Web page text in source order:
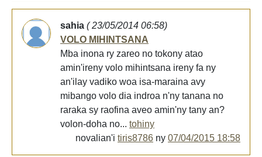
sahia ( 23/05/2014 06:58)
VOLO MIHINTSANA
Mba inona ry zareo no tokony atao
amin'ireny volo mihintsana ireny fa ny
an'ilay vadiko woa isa-maraina avy
mibango volo dia indroa n'ny tanana no
raraka sy raofina aveo amin'ny tany an?
volon-doha no... tohiny
novalian'i tiris8786 ny 07/04/2015 18:58